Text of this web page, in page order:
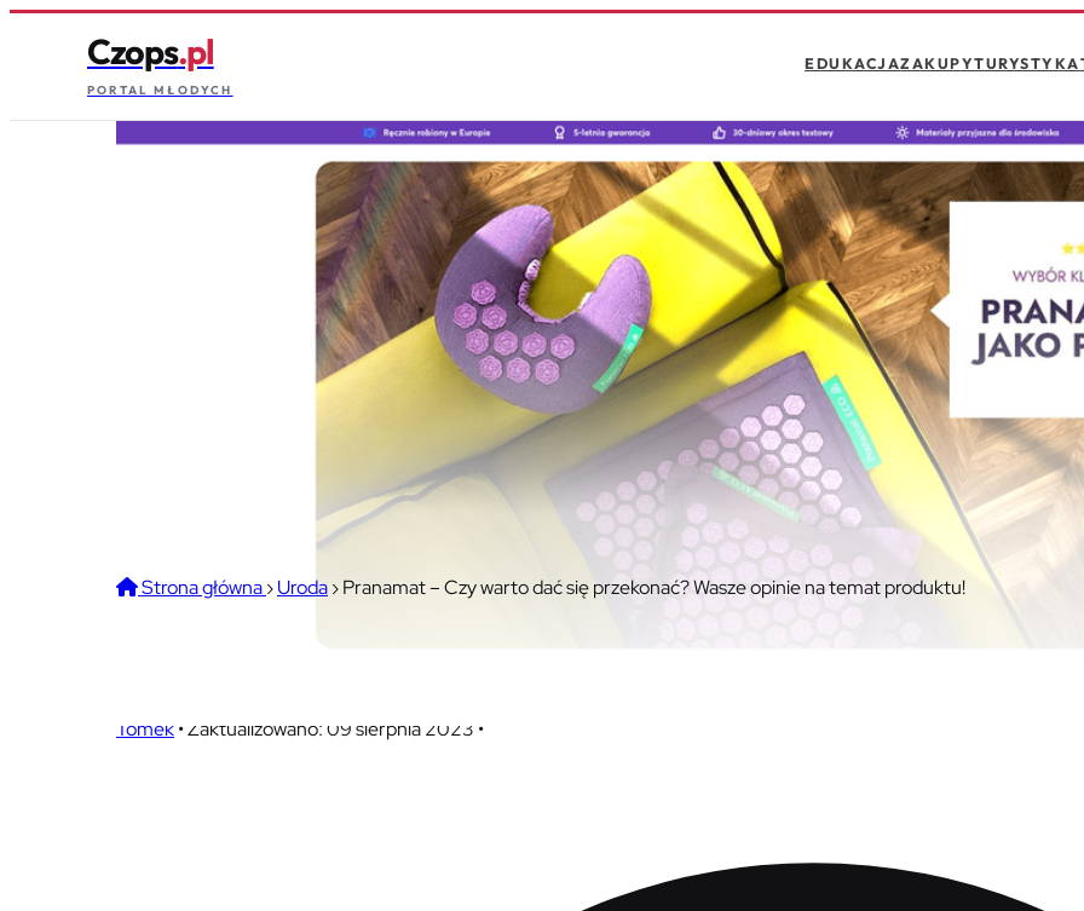
Czops.pl
PORTAL MŁODYCH
EDUKACJAZAKUPYTURYSTYKA
Strona główna›Uroda›Pranamat – Czy warto dać się przekonać? Wasze opinie na temat produktu!
Tomek•Zaktualizowano: 09 sierpnia 2023 •